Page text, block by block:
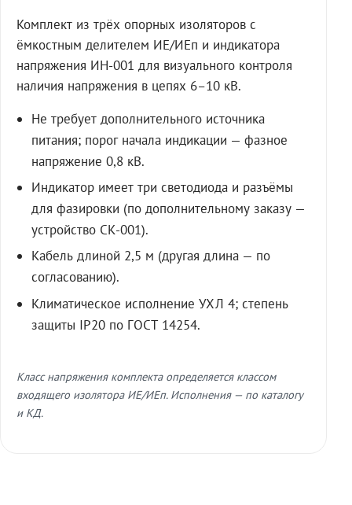
Комплект из трёх опорных изоляторов с
ёмкостным делителем ИЕ/ИЕп и индикатора
напряжения ИН-001 для визуального контроля
наличия напряжения в цепях 6–10 кВ.
Не требует дополнительного источника
питания; порог начала индикации — фазное
напряжение 0,8 кВ.
Индикатор имеет три светодиода и разъёмы
для фазировки (по дополнительному заказу —
устройство СК-001).
Кабель длиной 2,5 м (другая длина — по
согласованию).
Климатическое исполнение УХЛ 4; степень
защиты IP20 по ГОСТ 14254.
Класс напряжения комплекта определяется классом
входящего изолятора ИЕ/ИЕп. Исполнения — по каталогу
и КД.